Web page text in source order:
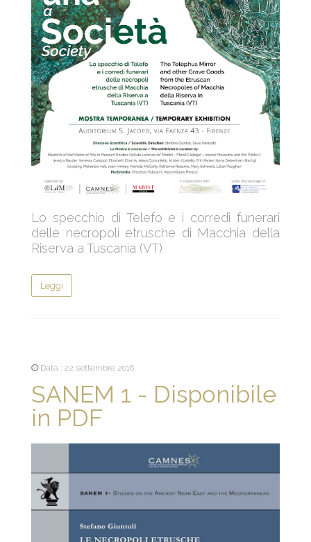
Lo specchio di Telefo e i corredi funerari
delle necropoli etrusche di Macchia della
Riserva a Tuscania (VT)
Leggi
Data : 22 settembre 2016
SANEM 1 - Disponibile
in PDF